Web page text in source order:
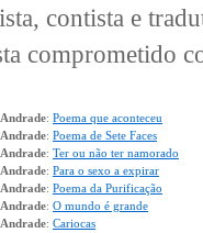
contista e
comprometido
: Poema que aconteceu
: Poema de Sete Faces
: Ter ou não ter namorado
: Para o sexo a expirar
: Poema da Purificação
: O mundo é grande
: Cariocas